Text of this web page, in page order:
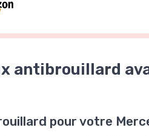
antibrouillard
pour votre